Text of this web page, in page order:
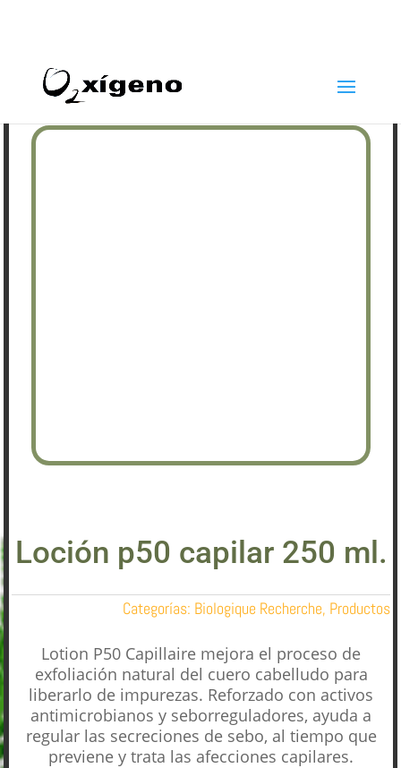
Loción p50 capilar 250 ml.
Categorías: Biologique Recherche, Productos
Lotion P50 Capillaire mejora el proceso de
exfoliación natural del cuero cabelludo para
liberarlo de impurezas. Reforzado con activos
antimicrobianos y seborreguladores, ayuda a
regular las secreciones de sebo, al tiempo que
previene y trata las afecciones capilares.